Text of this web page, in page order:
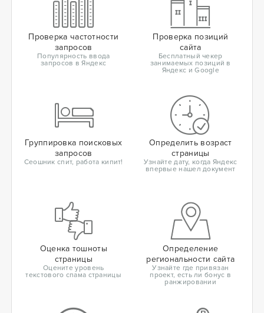
Проверка частотности
запросов
Популярность ввода
запросов в Яндекс
Проверка позиций
сайта
Бесплатный чекер
занимаемых позиций в
Яндекс и Google
Группировка поисковых
запросов
Сеошник спит, работа кипит!
Определить возраст
страницы
Узнайте дату, когда Яндекс
впервые нашел документ
Оценка тошноты
страницы
Оцените уровень
текстового спама страницы
Определение
региональности сайта
Узнайте где привязан
проект, есть ли бонус в
ранжировании